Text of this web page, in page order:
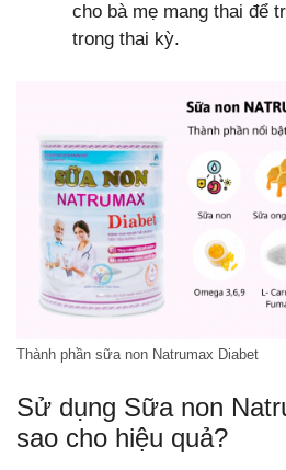
cho bà mẹ mang thai để
trong thai kỳ.
Thành phần sữa non Natrumax Diabet
Sử dụng Sữa non
sao cho hiệu quả?